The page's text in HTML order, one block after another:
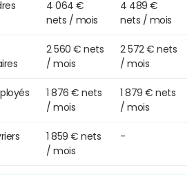
4 064 €
nets / mois
4 489 €
nets / mois
2 560 € nets
/ mois
2 572 € nets
/ mois
1 876 € nets
/ mois
1 879 € nets
/ mois
1 859 € nets
/ mois
-